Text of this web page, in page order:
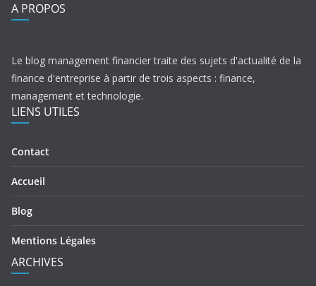
A PROPOS
Le blog management financier traite des sujets d'actualité de la
finance d'entreprise à partir de trois aspects : finance,
management et technologie.
LIENS UTILES
Contact
Accueil
Blog
Mentions Légales
ARCHIVES